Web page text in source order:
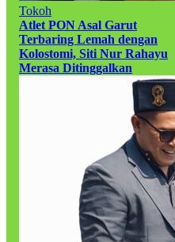
Tokoh
Atlet PON Asal Garut
Terbaring Lemah dengan
Kolostomi, Siti Nur Rahayu
Merasa Ditinggalkan